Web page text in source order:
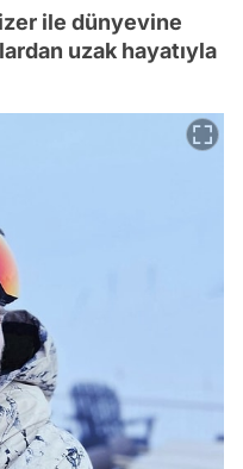
ile dünyevine
uzak hayatıyla